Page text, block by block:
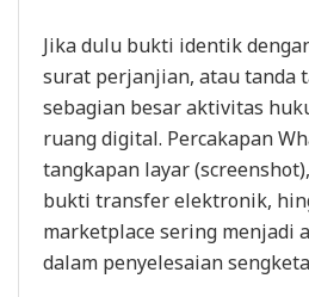
Jika dulu bukti identik
surat perjanjian, atau tanda
sebagian besar aktivitas
ruang digital. Percakapan
tangkapan layar
bukti transfer elektronik,
marketplace sering menjadi
dalam penyelesaian